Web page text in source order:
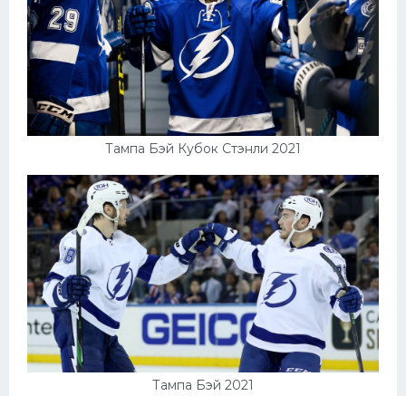
Тампа Бэй Кубок Стэнли 2021
Тампа Бэй 2021